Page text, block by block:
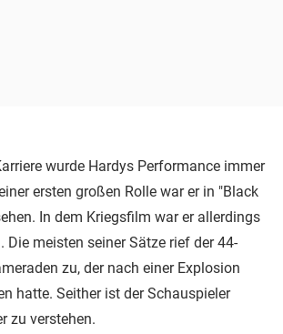
wurde Hardys Performance immer
ersten großen Rolle war er in "Black
In dem Kriegsfilm war er allerdings
Die meisten seiner Sätze rief der 44-
zu, der nach einer Explosion
hatte. Seither ist der Schauspieler
zu verstehen.